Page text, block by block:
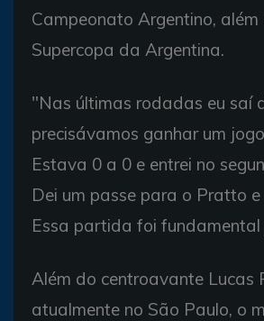
Campeonato Argentino, além
Supercopa da Argentina.
"Nas últimas rodadas eu saí
precisávamos ganhar um
Estava 0 a 0 e entrei no
Dei um passe para o Pratto
Essa partida foi
Além do centroavante Lucas
atualmente no São Paulo, o